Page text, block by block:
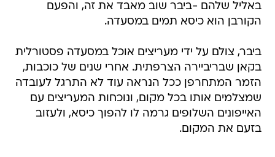
באליל שלהם -ביבר שוב מאבד את זה, והפעם
הקורבן הוא כיסא תמים במסעדה.
ביבר, צולם על ידי מעריצים אוכל במסעדה פסטורלית
בקאן שבריביירה הצרפתית. אחרי שנים של כוכבות,
הזמר המתחרפן ככל הנראה עוד לא התרגל לעובדה
שמצלמים אותו בכל מקום, ונוכחות המעריצים עם
האייפונים השלופים גרמה לו להפוך כיסא, ולעזוב
בזעם את המקום.